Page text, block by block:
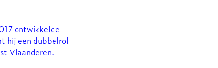
ontwikkelde
hij een dubbelrol
Vlaanderen.